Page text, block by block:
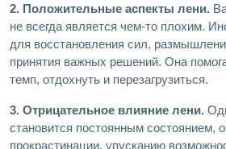
2. Положительные аспекты лени.
не всегда является чем-то плохим.
для восстановления сил,
принятия важных решений. Она
темп, отдохнуть и перезагрузиться.
3. Отрицательное влияние лени.
становится постоянным состоянием,
прокрастинации, упусканию